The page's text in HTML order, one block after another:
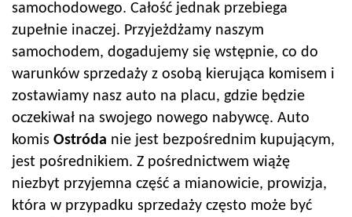
samochodowego. Całość jednak przebiega
zupełnie inaczej. Przyjeżdżamy naszym
samochodem, dogadujemy się wstępnie, co do
warunków sprzedaży z osobą kierująca komisem i
zostawiamy nasz auto na placu, gdzie będzie
oczekiwał na swojego nowego nabywcę. Auto
komis Ostróda nie jest bezpośrednim kupującym,
jest pośrednikiem. Z pośrednictwem wiążę
niezbyt przyjemna część a mianowicie, prowizja,
która w przypadku sprzedaży często może być